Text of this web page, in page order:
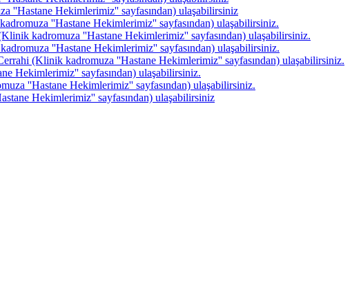
''Hastane Hekimlerimiz'' sayfasından) ulaşabilirsiniz
''Hastane Hekimlerimiz'' sayfasından) ulaşabilirsiniz.
kadromuza ''Hastane Hekimlerimiz'' sayfasından) ulaşabilirsiniz.
''Hastane Hekimlerimiz'' sayfasından) ulaşabilirsiniz.
(Klinik kadromuza ''Hastane Hekimlerimiz'' sayfasından) ulaşabilirsiniz.
Hekimlerimiz'' sayfasından) ulaşabilirsiniz.
''Hastane Hekimlerimiz'' sayfasından) ulaşabilirsiniz.
Hekimlerimiz'' sayfasından) ulaşabilirsiniz